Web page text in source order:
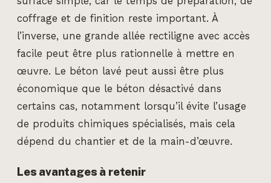
coffrage et de finition reste important. À
l’inverse, une grande allée rectiligne avec accès
facile peut être plus rationnelle à mettre en
œuvre. Le béton lavé peut aussi être plus
économique que le béton désactivé dans
certains cas, notamment lorsqu’il évite l’usage
de produits chimiques spécialisés, mais cela
dépend du chantier et de la main-d’œuvre.
Les avantages à retenir